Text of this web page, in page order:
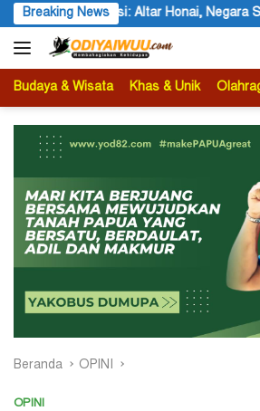
Langsung
ke
konten
Breaking News
Altar Honai, Negara Suci, dan Utusan
Budaya & Wisata Khas & Unik
Beranda OPINI
OPINI